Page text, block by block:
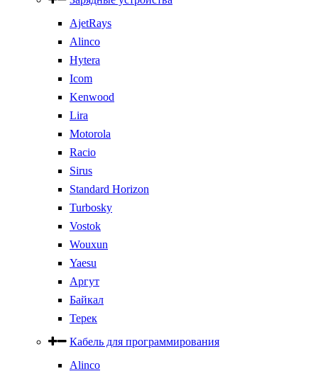
AjetRays
Alinco
Hytera
Icom
Kenwood
Lira
Motorola
Racio
Sirus
Standard Horizon
Turbosky
Vostok
Wouxun
Yaesu
Аргут
Байкал
Терек
Кабель для программирования
Alinco